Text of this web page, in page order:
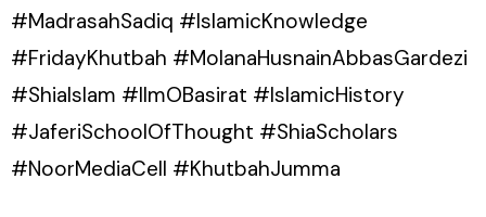
#MadrasahSadiq #IslamicKnowledge
#FridayKhutbah #MolanaHusnainAbbasGardezi
#ShiaIslam #IlmOBasirat #IslamicHistory
#JaferiSchoolOfThought #ShiaScholars
#NoorMediaCell #KhutbahJumma